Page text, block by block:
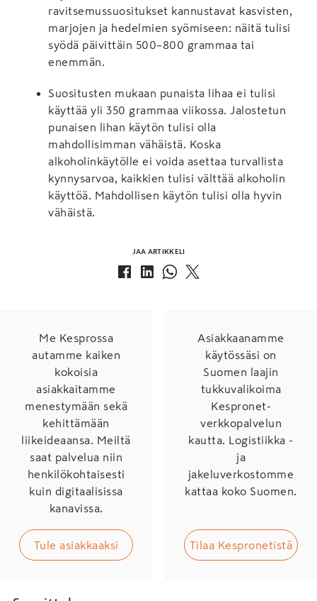
ravitsemussuositukset kannustavat kasvisten,
marjojen ja hedelmien syömiseen: näitä tulisi
syödä päivittäin 500–800 grammaa tai
enemmän.
Suositusten mukaan punaista lihaa ei tulisi
käyttää yli 350 grammaa viikossa. Jalostetun
punaisen lihan käytön tulisi olla
mahdollisimman vähäistä. Koska
alkoholinkäytölle ei voida asettaa turvallista
kynnysarvoa, kaikkien tulisi välttää alkoholin
käyttöä. Mahdollisen käytön tulisi olla hyvin
vähäistä.
JAA ARTIKKELI
Me Kesprossa
autamme kaiken
kokoisia
asiakkaitamme
menestymään sekä
kehittämään
liikeideaansa. Meiltä
saat palvelua niin
henkilökohtaisesti
kuin digitaalisissa
kanavissa.
Tule asiakkaaksi
Asiakkaanamme
käytössäsi on
Suomen laajin
tukkuvalikoima
Kespronet-
verkkopalvelun
kautta. Logistiikka -
ja
jakeluverkostomme
kattaa koko Suomen.
Tilaa Kespronetistä